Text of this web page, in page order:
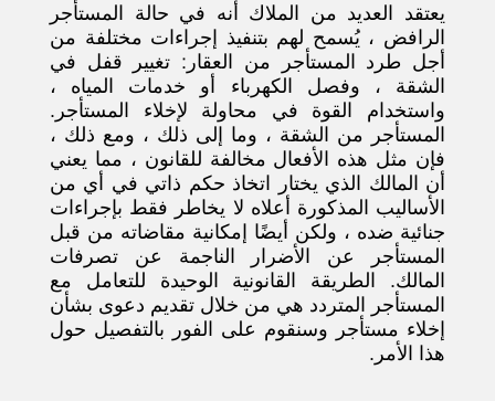
يعتقد العديد من الملاك أنه في حالة المستأجر
الرافض ، يُسمح لهم بتنفيذ إجراءات مختلفة من
أجل طرد المستأجر من العقار: تغيير قفل في
الشقة ، وفصل الكهرباء أو خدمات المياه ،
واستخدام القوة في محاولة لإخلاء المستأجر.
المستأجر من الشقة ، وما إلى ذلك ، ومع ذلك ،
فإن مثل هذه الأفعال مخالفة للقانون ، مما يعني
أن المالك الذي يختار اتخاذ حكم ذاتي في أي من
الأساليب المذكورة أعلاه لا يخاطر فقط بإجراءات
جنائية ضده ، ولكن أيضًا إمكانية مقاضاته من قبل
المستأجر عن الأضرار الناجمة عن تصرفات
المالك. الطريقة القانونية الوحيدة للتعامل مع
المستأجر المتردد هي من خلال تقديم دعوى بشأن
إخلاء مستأجر وسنقوم على الفور بالتفصيل حول
هذا الأمر.